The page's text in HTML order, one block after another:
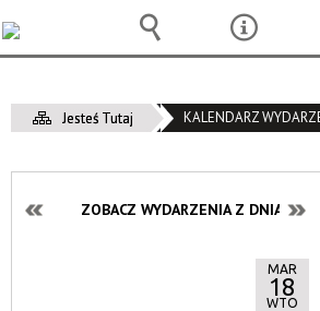
Jesteś Tutaj KALENDARZ
ZOBACZ WYDARZENIA Z DNIA:
MAR
18
WTO
Wyszukiwarka